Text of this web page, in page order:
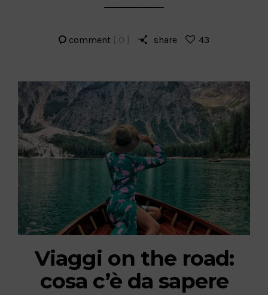
comment [ 0 ] share 43
Viaggi on the road:
cosa c’è da sapere